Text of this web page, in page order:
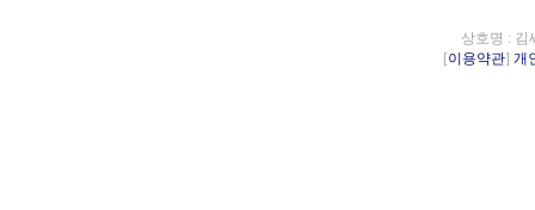
상호명 : 김
[이용약관] 개